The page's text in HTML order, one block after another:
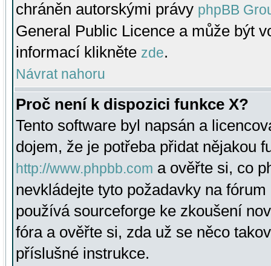
chráněn autorskými právy phpBB
General Public Licence a může být
informací klikněte zde.
Návrat nahoru
Proč není k dispozici funkce X?
Tento software byl napsán a
dojem, že je potřeba přidat nějakou
http://www.phpbb.com a ověřte si, co
nevkládejte tyto požadavky na
používá sourceforge ke zkoušení
fóra a ověřte si, zda už se něco
příslušné instrukce.